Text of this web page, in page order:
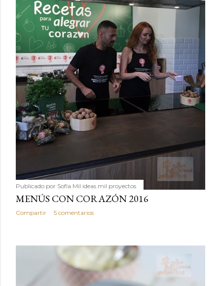
Publicado por Sofía Mil ideas mil proyectos
MENÚS CON CORAZÓN 2016
Compartir 5 comentarios